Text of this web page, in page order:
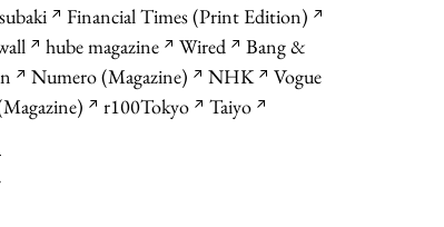
↗︎ Financial Times (Print Edition) ↗︎
↗︎ hube magazine ↗︎ Wired ↗︎ Bang &
↗︎ Numero (Magazine) ↗︎ NHK ↗︎ Vogue
↗︎ r100Tokyo ↗︎ Taiyo ↗︎